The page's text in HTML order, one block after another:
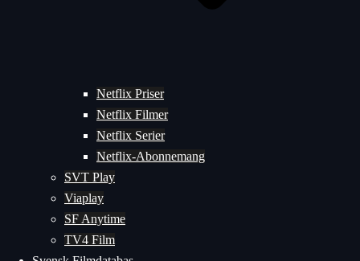
Netflix Priser
Netflix Filmer
Netflix Serier
Netflix-Abonnemang
SVT Play
Viaplay
SF Anytime
TV4 Film